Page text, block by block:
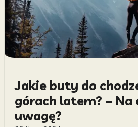
Jakie buty do
górach latem? – Na
uwagę?